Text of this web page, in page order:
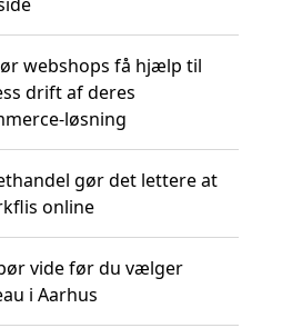
webshops få hjælp til
drift af deres
løsning
gør det lettere at
online
vide før du vælger
i Aarhus